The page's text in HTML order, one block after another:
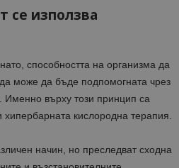
се използва
способността на организма да
може да бъде подпомогната чрез
Именно върху този принцип са
хипербарната кислородна терапия.
начин, но преследват сходна